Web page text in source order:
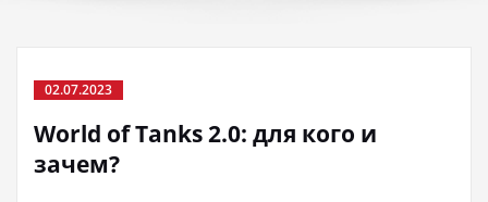
02.07.2023
World of Tanks 2.0: для кого и
зачем?